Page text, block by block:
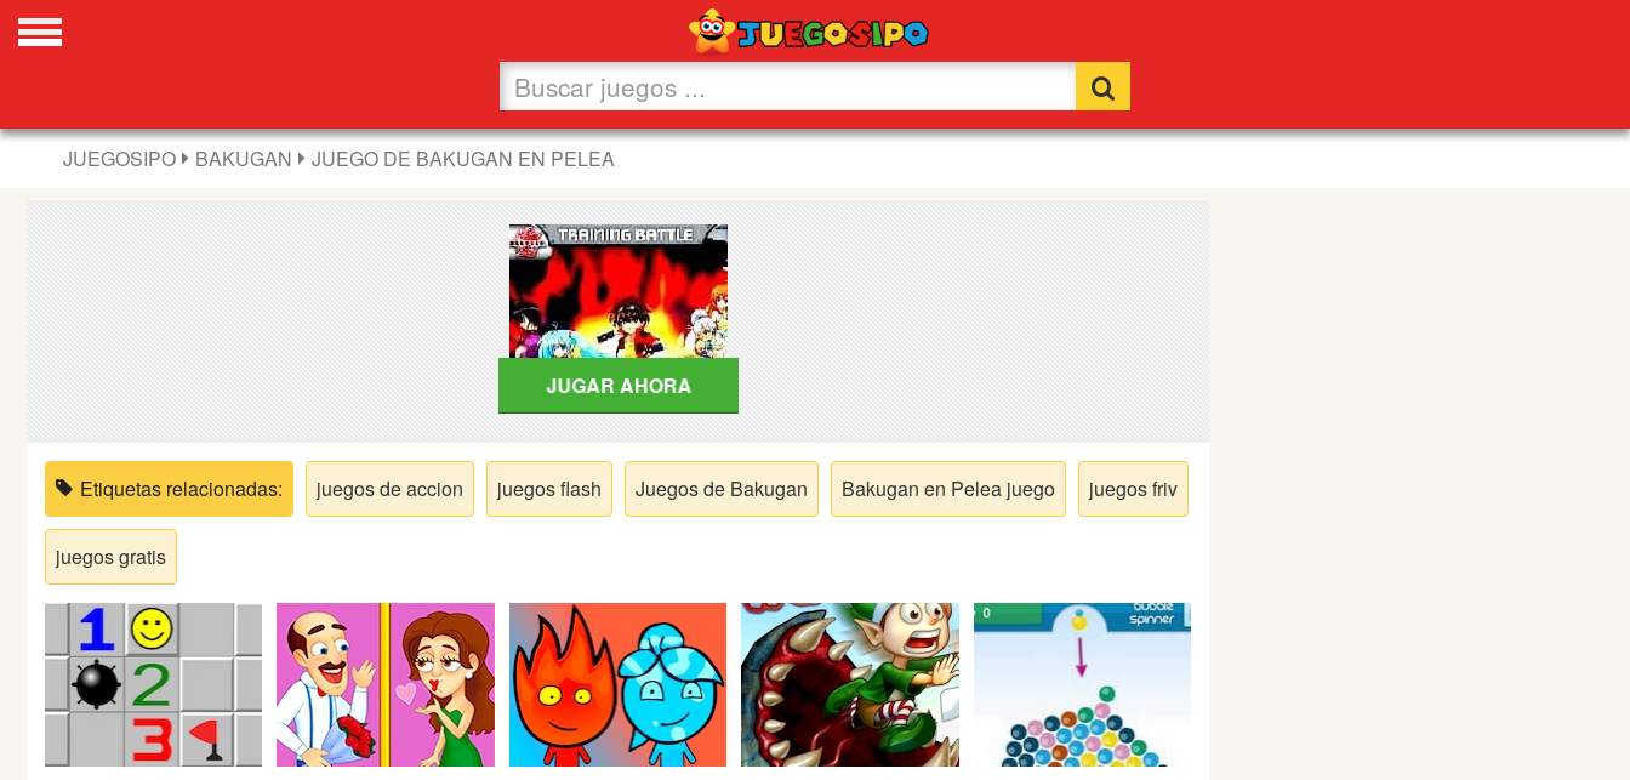
Nuevos
Flash
Fútbol
Peleas
Deportes
Puntería
JUEGOSIPO BAKUGAN JUEGO DE BAKUGAN EN PELEA
JUGAR AHORA
Etiquetas relacionadas: juegos de accion juegos flash Juegos de Bakugan Bakugan en Pelea juego juegos friv
juegos gratis